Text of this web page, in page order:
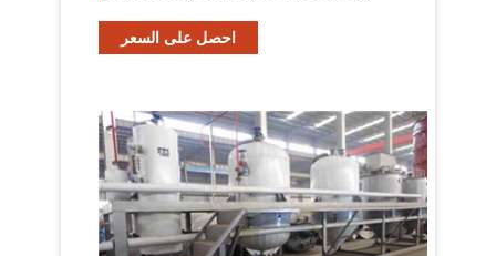
احصل على السعر